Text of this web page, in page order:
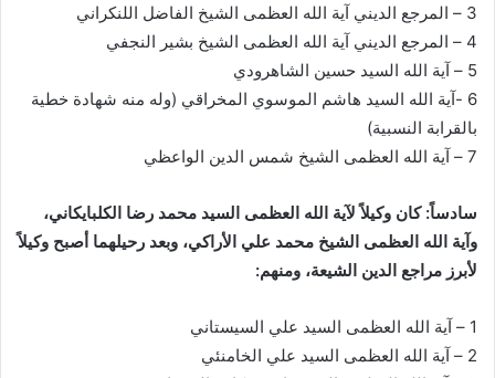
3 – المرجع الديني آية الله العظمى الشيخ الفاضل اللنكراني
4 – المرجع الديني آية الله العظمى الشيخ بشير النجفي
5 – آية الله السيد حسين الشاهرودي
6 -آية الله السيد هاشم الموسوي المخراقي (وله منه شهادة خطية
بالقرابة النسبية)
7 – آية الله العظمى الشيخ شمس الدين الواعظي
سادساً: كان وكيلاً لآية الله العظمى السيد محمد رضا الكلبايكاني،
وآية الله العظمى الشيخ محمد علي الأراكي، وبعد رحيلهما أصبح وكيلاً
لأبرز مراجع الدين الشيعة، ومنهم:
1 – آية الله العظمى السيد علي السيستاني
2 – آية الله العظمى السيد علي الخامنئي